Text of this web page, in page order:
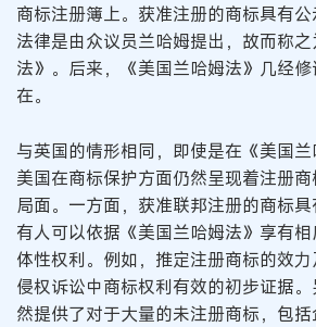
商标注册簿上。获准注册的商标具有
法律是由众议员兰哈姆提出，故而称
法》。后来，《美国兰哈姆法》几经
在。
与英国的情形相同，即使是在《美国兰
美国在商标保护方面仍然呈现着注册
局面。一方面，获准联邦注册的商标
有人可以依据《美国兰哈姆法》享有
体性权利。例如，推定注册商标的效
侵权诉讼中商标权利有效的初步证据
然提供了对于大量的未注册商标，包